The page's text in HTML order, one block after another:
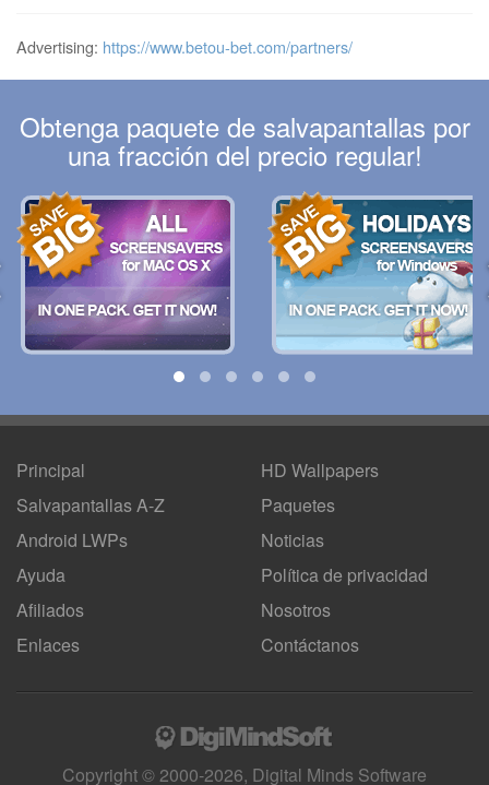
Advertising: https://www.betou-bet.com/partners/
Obtenga paquete de salvapantallas por
una fracción del precio regular!
Principal
Salvapantallas A-Z
Android LWPs
HD Wallpapers
Paquetes
Noticias
Ayuda
Afiliados
Enlaces
Política de privacidad
Nosotros
Contáctanos
Copyright © 2000-2026, Digital Minds Software